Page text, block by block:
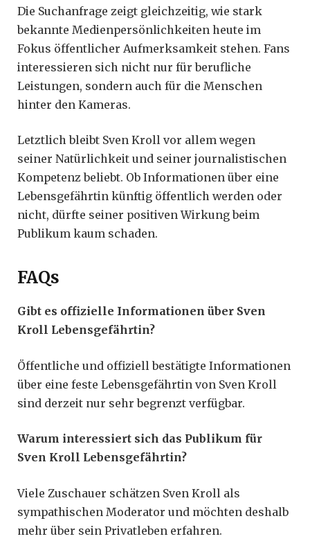
Die Suchanfrage zeigt gleichzeitig, wie stark
bekannte Medienpersönlichkeiten heute im
Fokus öffentlicher Aufmerksamkeit stehen. Fans
interessieren sich nicht nur für berufliche
Leistungen, sondern auch für die Menschen
hinter den Kameras.
Letztlich bleibt Sven Kroll vor allem wegen
seiner Natürlichkeit und seiner journalistischen
Kompetenz beliebt. Ob Informationen über eine
Lebensgefährtin künftig öffentlich werden oder
nicht, dürfte seiner positiven Wirkung beim
Publikum kaum schaden.
FAQs
Gibt es offizielle Informationen über Sven
Kroll Lebensgefährtin?
Öffentliche und offiziell bestätigte Informationen
über eine feste Lebensgefährtin von Sven Kroll
sind derzeit nur sehr begrenzt verfügbar.
Warum interessiert sich das Publikum für
Sven Kroll Lebensgefährtin?
Viele Zuschauer schätzen Sven Kroll als
sympathischen Moderator und möchten deshalb
mehr über sein Privatleben erfahren.